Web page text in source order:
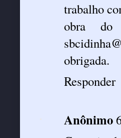
trabalho
obra do
obrigada.
Responder
Anônimo